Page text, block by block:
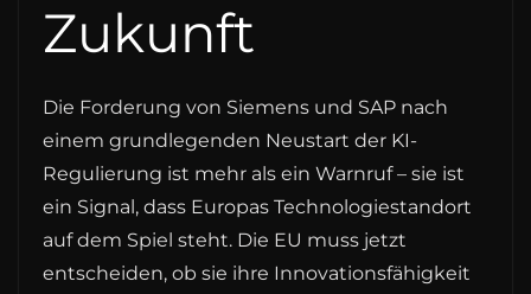
Zukunft
Die Forderung von Siemens und SAP nach
einem grundlegenden Neustart der KI-
Regulierung ist mehr als ein Warnruf – sie ist
ein Signal, dass Europas Technologiestandort
auf dem Spiel steht. Die EU muss jetzt
entscheiden, ob sie ihre Innovationsfähigkeit